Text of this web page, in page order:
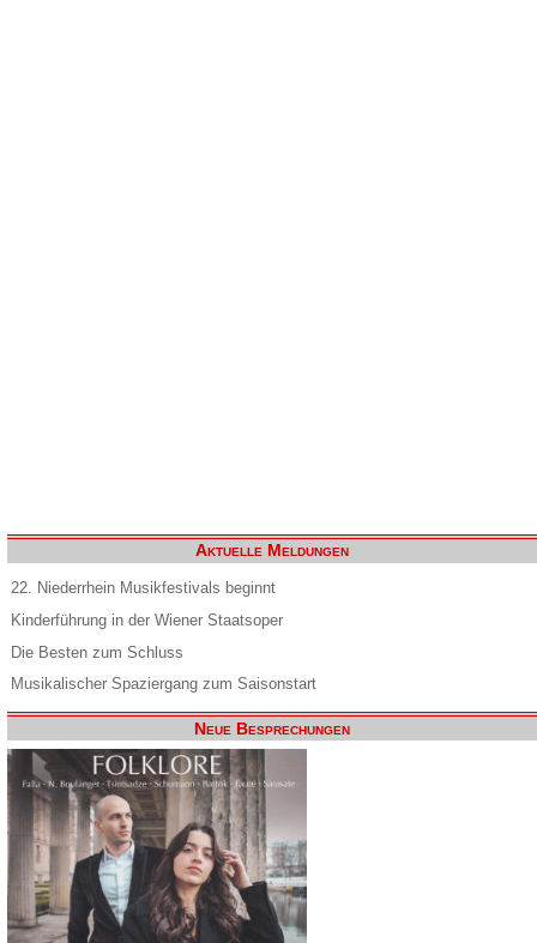
Aktuelle Meldungen
22. Niederrhein Musikfestivals beginnt
Kinderführung in der Wiener Staatsoper
Die Besten zum Schluss
Musikalischer Spaziergang zum Saisonstart
Neue Besprechungen